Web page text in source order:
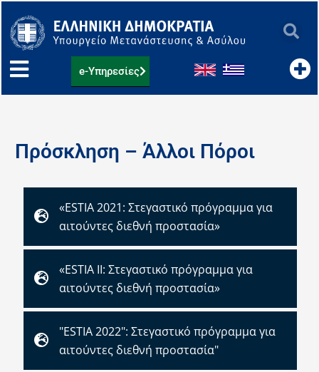
στο
περιεχόμενο
e-Υπηρεσίες
Πρόσκληση – Άλλοι Πόροι
«ESTIA 2021: Στεγαστικό πρόγραμμα για
αιτούντες διεθνή προστασία»
«ESTIA ΙΙ: Στεγαστικό πρόγραμμα για
αιτούντες διεθνή προστασία»
"ESTIA 2022": Στεγαστικό πρόγραμμα για
αιτούντες διεθνή προστασία"